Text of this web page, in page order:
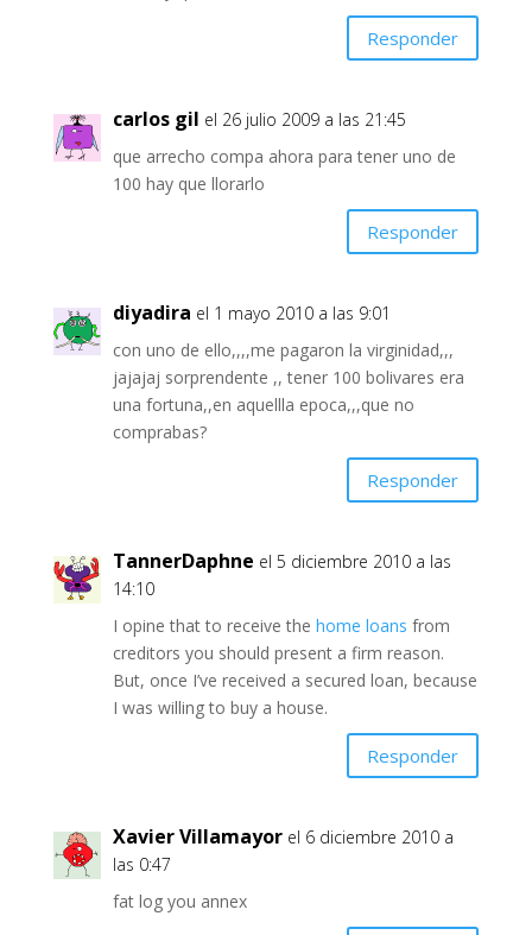
Responder
carlos gil el 26 julio 2009 a las 21:45
que arrecho compa ahora para tener uno de
100 hay que llorarlo
Responder
diyadira el 1 mayo 2010 a las 9:01
con uno de ello,,,,me pagaron la virginidad,,,
jajajaj sorprendente ,, tener 100 bolivares era
una fortuna,,en aquellla epoca,,,que no
comprabas?
Responder
TannerDaphne el 5 diciembre 2010 a las
14:10
I opine that to receive the home loans from
creditors you should present a firm reason.
But, once I’ve received a secured loan, because
I was willing to buy a house.
Responder
Xavier Villamayor el 6 diciembre 2010 a
las 0:47
fat log you annex